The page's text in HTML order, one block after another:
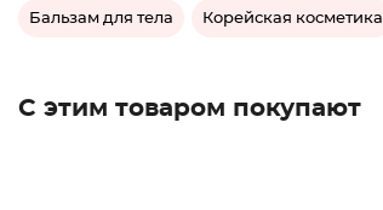
Бальзам для тела Корейская косметика
С этим товаром покупают